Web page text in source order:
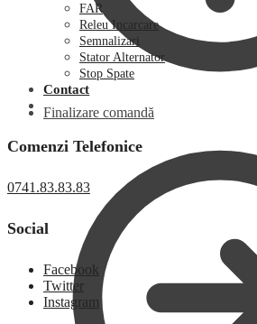
Finalizare comandă
FAR
Releu Incarcare
Semnalizari
Stator Alternator
Stop Spate
Contact
Comenzi Telefonice
0741.83.83.83
Social
Facebook
Twitter
Instagram